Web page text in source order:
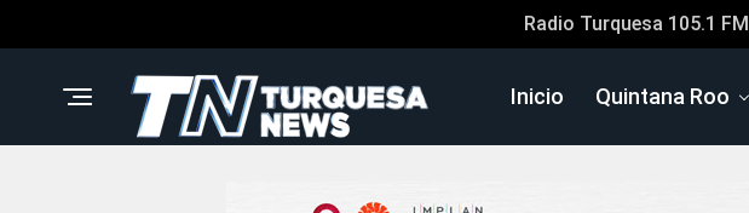
Radio Turquesa 105.1 FM
Inicio Quintana Roo